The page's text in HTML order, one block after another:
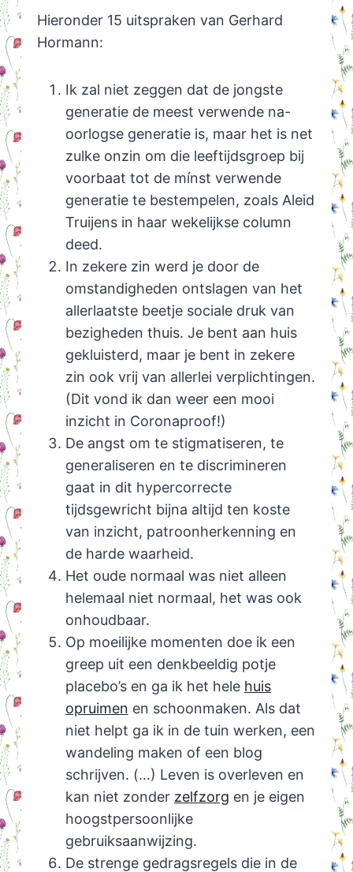
Hieronder 15 uitspraken van Gerhard
Hormann:
Ik zal niet zeggen dat de jongste
generatie de meest verwende na-
oorlogse generatie is, maar het is net
zulke onzin om die leeftijdsgroep bij
voorbaat tot de mínst verwende
generatie te bestempelen, zoals Aleid
Truijens in haar wekelijkse column
deed.
In zekere zin werd je door de
omstandigheden ontslagen van het
allerlaatste beetje sociale druk van
bezigheden thuis. Je bent aan huis
gekluisterd, maar je bent in zekere
zin ook vrij van allerlei verplichtingen.
(Dit vond ik dan weer een mooi
inzicht in Coronaproof!)
De angst om te stigmatiseren, te
generaliseren en te discrimineren
gaat in dit hypercorrecte
tijdsgewricht bijna altijd ten koste
van inzicht, patroonherkenning en
de harde waarheid.
Het oude normaal was niet alleen
helemaal niet normaal, het was ook
onhoudbaar.
Op moeilijke momenten doe ik een
greep uit een denkbeeldig potje
placebo’s en ga ik het hele huis
opruimen en schoonmaken. Als dat
niet helpt ga ik in de tuin werken, een
wandeling maken of een blog
schrijven. (…) Leven is overleven en
kan niet zonder zelfzorg en je eigen
hoogstpersoonlijke
gebruiksaanwijzing.
De strenge gedragsregels die in de